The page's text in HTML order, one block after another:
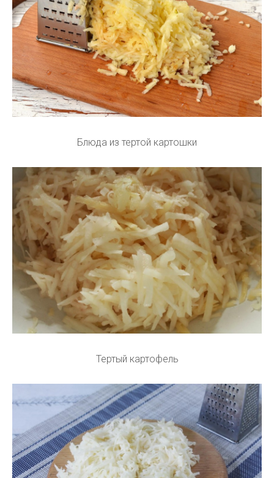
Блюда из тертой картошки
Тертый картофель